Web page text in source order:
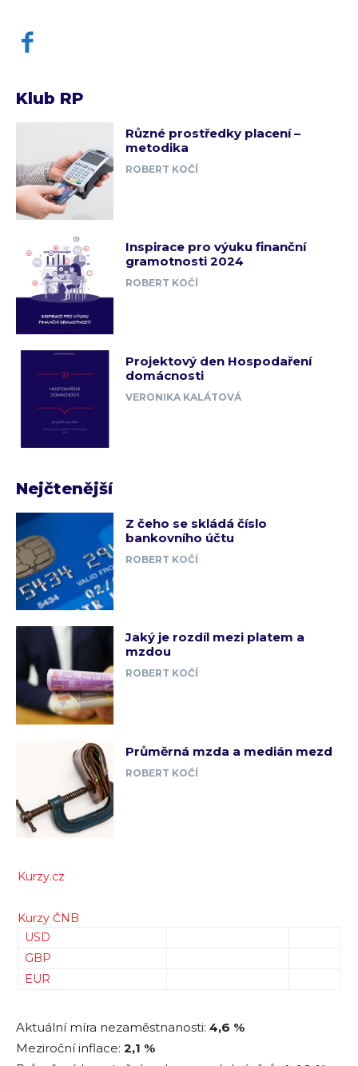
Klub RP
Různé prostředky placení –
metodika
ROBERT KOČÍ
Inspirace pro výuku finanční
gramotnosti 2024
ROBERT KOČÍ
Projektový den Hospodaření
domácnosti
VERONIKA KALÁTOVÁ
Nejčtenější
Z čeho se skládá číslo
bankovního účtu
ROBERT KOČÍ
Jaký je rozdíl mezi platem a
mzdou
ROBERT KOČÍ
Průměrná mzda a medián mezd
ROBERT KOČÍ
Kurzy.cz
Kurzy ČNB
USD
GBP
EUR
Aktuální míra nezaměstnanosti: 4,6 %
Meziroční inflace: 2,1 %